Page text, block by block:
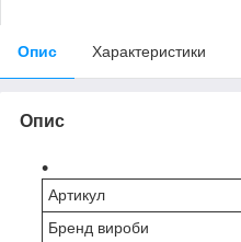
Опис Характеристики
Опис
Артикул
Бренд вироби